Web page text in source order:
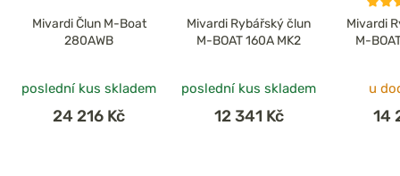
Mivardi Člun M-Boat
280AWB
poslední kus skladem
24 216 Kč
Mivardi Rybářský člun
M-BOAT 160A MK2
poslední kus skladem
12 341 Kč
Mivardi
M-
u
14